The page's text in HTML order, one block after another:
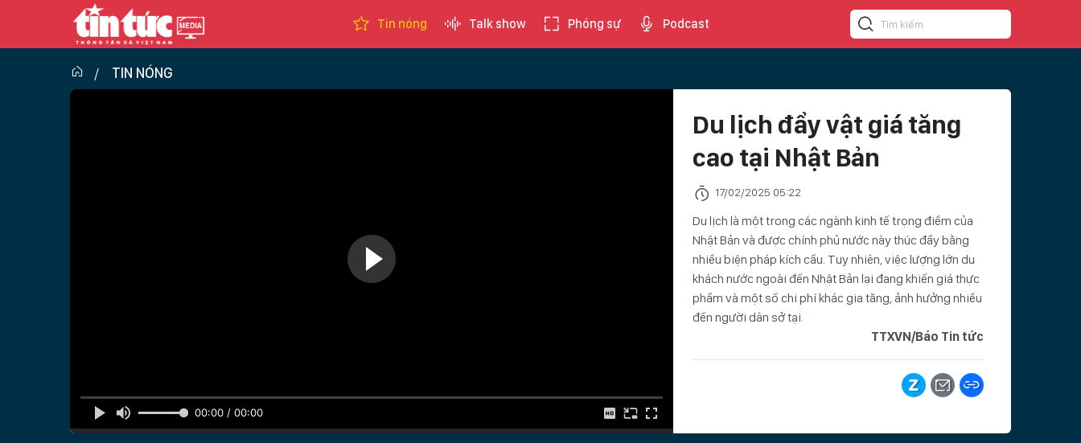
Tin nóng Talk show Phóng sự Podcast
TIN NÓNG
00:00 / 00:00
Du lịch đẩy vật giá tăng
cao tại Nhật Bản
17/02/2025 05:22
Du lịch là một trong các ngành kinh tế trọng điểm của
Nhật Bản và được chính phủ nước này thúc đẩy bằng
nhiều biện pháp kích cầu. Tuy nhiên, việc lượng lớn du
khách nước ngoài đến Nhật Bản lại đang khiến giá thực
phẩm và một số chi phí khác gia tăng, ảnh hưởng nhiều
đến người dân sở tại.
TTXVN/Báo Tin tức